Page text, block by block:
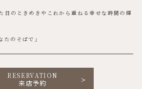
日のときめきやこれから重ねる幸せな時間の輝
たのそばで」
RESERVATION
来店予約